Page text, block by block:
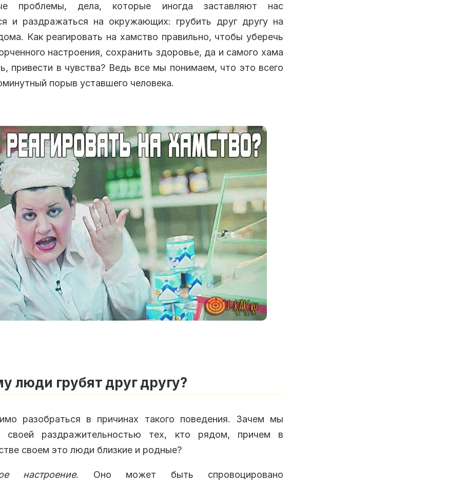
проблемы, дела, которые иногда заставляют нас
и раздражаться на окружающих: грубить друг другу на
Как реагировать на хамство правильно, чтобы уберечь
настроения, сохранить здоровье, да и самого хама
привести в чувства? Ведь все мы понимаем, что это всего
порыв уставшего человека.
люди грубят друг другу?
разобраться в причинах такого поведения. Зачем мы
своей раздражительностью тех, кто рядом, причем в
своем это люди близкие и родные?
настроение. Оно может быть спровоцировано